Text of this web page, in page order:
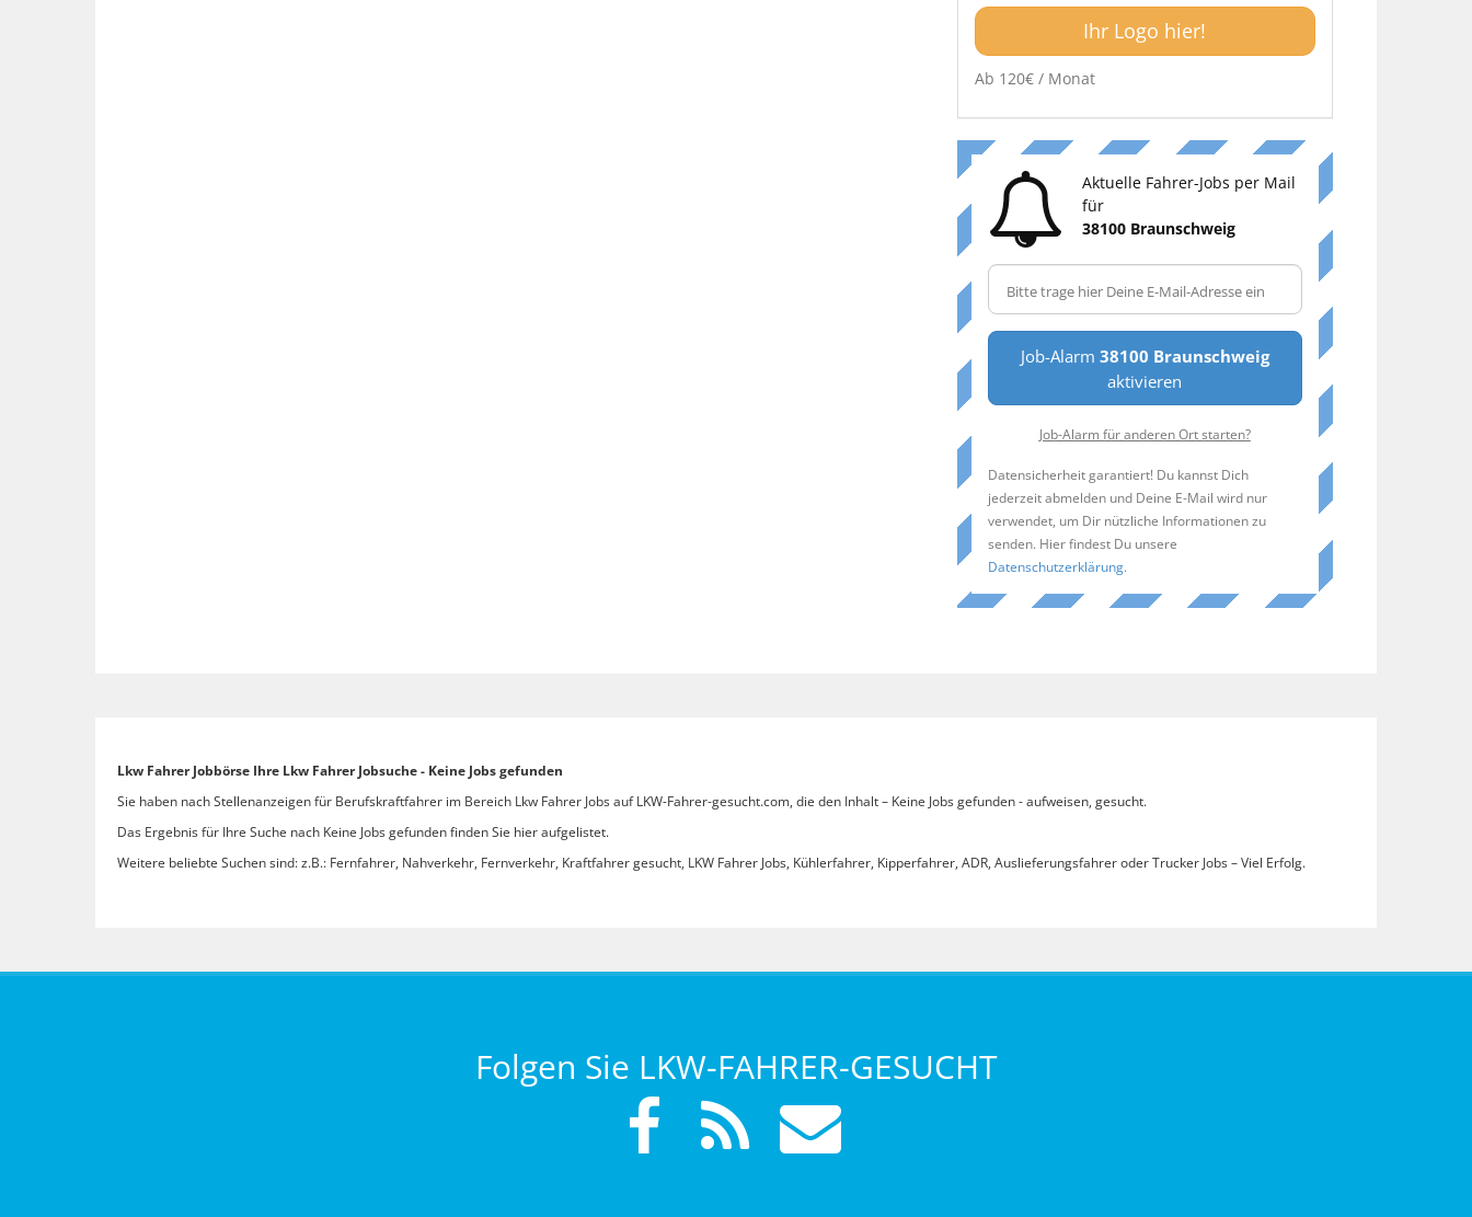
Ihr Logo hier!
Ab 120€ / Monat
Aktuelle Fahrer-Jobs per Mail
für
38100 Braunschweig
Job-Alarm 38100 Braunschweig
aktivieren
Job-Alarm für anderen Ort starten?
Datensicherheit garantiert! Du kannst Dich
jederzeit abmelden und Deine E-Mail wird nur
verwendet, um Dir nützliche Informationen zu
senden. Hier findest Du unsere
Datenschutzerklärung.
Lkw Fahrer Jobbörse Ihre Lkw Fahrer Jobsuche - Keine Jobs gefunden
Sie haben nach Stellenanzeigen für Berufskraftfahrer im Bereich Lkw Fahrer Jobs auf LKW-Fahrer-gesucht.com, die den Inhalt – Keine Jobs gefunden - aufweisen, gesucht.
Das Ergebnis für Ihre Suche nach Keine Jobs gefunden finden Sie hier aufgelistet.
Weitere beliebte Suchen sind: z.B.: Fernfahrer, Nahverkehr, Fernverkehr, Kraftfahrer gesucht, LKW Fahrer Jobs, Kühlerfahrer, Kipperfahrer, ADR, Auslieferungsfahrer oder Trucker Jobs – Viel Erfolg.
Folgen Sie LKW-FAHRER-GESUCHT